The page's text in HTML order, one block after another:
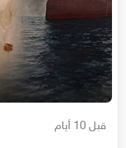
قبل 10 أيام